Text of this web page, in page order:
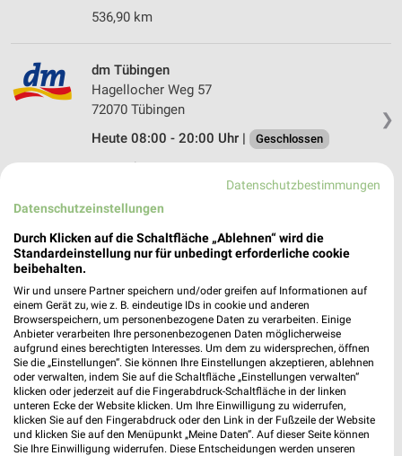
536,90 km
❯
dm Tübingen
Hagellocher Weg 57
72070 Tübingen
Heute 08:00 - 20:00 Uhr |
Geschlossen
541,16 km
dm Reutlingen
Föhrstraße 32
72760 Reutlingen
Heute 08:00 - 20:00 Uhr | Geschlossen
536,12 km
dm Pfullingen
Karl-von-Drais-Straße 3
72793 Pfullingen
Heute 08:00 - 20:00 Uhr |
Geschlossen
Datenschutzbestimmungen
Datenschutzeinstellungen
Durch Klicken auf die Schaltfläche „Ablehnen“ wird die
Standardeinstellung nur für unbedingt erforderliche cookie
beibehalten.
Wir und unsere Partner speichern und/oder greifen auf Informationen auf
einem Gerät zu, wie z. B. eindeutige IDs in cookie und anderen
Browserspeichern, um personenbezogene Daten zu verarbeiten. Einige
Anbieter verarbeiten Ihre personenbezogenen Daten möglicherweise
aufgrund eines berechtigten Interesses. Um dem zu widersprechen, öffnen
Sie die „Einstellungen“. Sie können Ihre Einstellungen akzeptieren, ablehnen
oder verwalten, indem Sie auf die Schaltfläche „Einstellungen verwalten“
klicken oder jederzeit auf die Fingerabdruck-Schaltfläche in der linken
unteren Ecke der Website klicken. Um Ihre Einwilligung zu widerrufen,
klicken Sie auf den Fingerabdruck oder den Link in der Fußzeile der Website
und klicken Sie auf den Menüpunkt „Meine Daten“. Auf dieser Seite können
Sie Ihre Einwilligung widerrufen. Diese Entscheidungen werden unseren